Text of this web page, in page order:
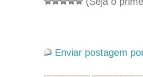
Enviar postagem